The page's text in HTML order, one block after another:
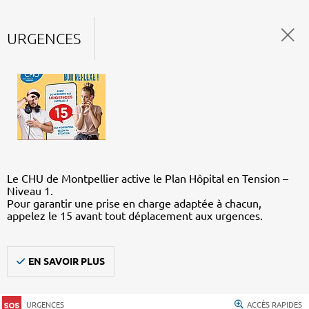
URGENCES
Le CHU de Montpellier active le Plan Hôpital en Tension –
Niveau 1.
Pour garantir une prise en charge adaptée à chacun,
appelez le 15 avant tout déplacement aux urgences.
EN SAVOIR PLUS
URGENCES ACCÈS RAPIDES